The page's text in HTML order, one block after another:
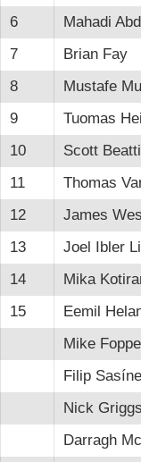
6
Mahadi
7
Brian Fay
8
Mustafe
9
Tuomas
10
Scott
11
Thomas
12
James
13
Joel Ibler
14
Mika
15
Eemil
Mike
Filip
Nick Griggs
Darragh